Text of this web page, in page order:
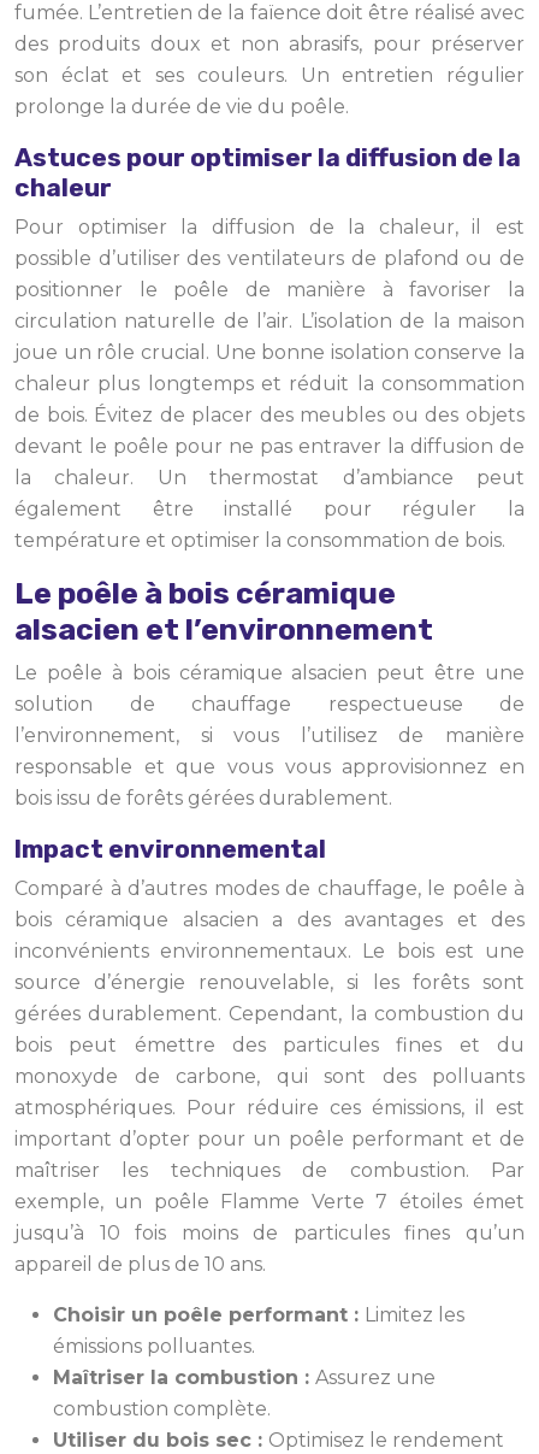
fumée. L’entretien de la faïence doit être réalisé avec
des produits doux et non abrasifs, pour préserver
son éclat et ses couleurs. Un entretien régulier
prolonge la durée de vie du poêle.
Astuces pour optimiser la diffusion de la
chaleur
Pour optimiser la diffusion de la chaleur, il est
possible d’utiliser des ventilateurs de plafond ou de
positionner le poêle de manière à favoriser la
circulation naturelle de l’air. L’isolation de la maison
joue un rôle crucial. Une bonne isolation conserve la
chaleur plus longtemps et réduit la consommation
de bois. Évitez de placer des meubles ou des objets
devant le poêle pour ne pas entraver la diffusion de
la chaleur. Un thermostat d’ambiance peut
également être installé pour réguler la
température et optimiser la consommation de bois.
Le poêle à bois céramique
alsacien et l’environnement
Le poêle à bois céramique alsacien peut être une
solution de chauffage respectueuse de
l’environnement, si vous l’utilisez de manière
responsable et que vous vous approvisionnez en
bois issu de forêts gérées durablement.
Impact environnemental
Comparé à d’autres modes de chauffage, le poêle à
bois céramique alsacien a des avantages et des
inconvénients environnementaux. Le bois est une
source d’énergie renouvelable, si les forêts sont
gérées durablement. Cependant, la combustion du
bois peut émettre des particules fines et du
monoxyde de carbone, qui sont des polluants
atmosphériques. Pour réduire ces émissions, il est
important d’opter pour un poêle performant et de
maîtriser les techniques de combustion. Par
exemple, un poêle Flamme Verte 7 étoiles émet
jusqu’à 10 fois moins de particules fines qu’un
appareil de plus de 10 ans.
Choisir un poêle performant : Limitez les
émissions polluantes.
Maîtriser la combustion : Assurez une
combustion complète.
Utiliser du bois sec : Optimisez le rendement